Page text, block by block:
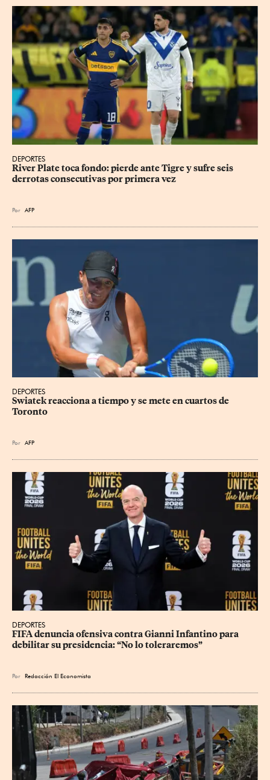
DEPORTES
River Plate toca fondo: pierde ante Tigre y sufre seis
derrotas consecutivas por primera vez
Por AFP
DEPORTES
Swiatek reacciona a tiempo y se mete en cuartos de
Toronto
Por AFP
DEPORTES
FIFA denuncia ofensiva contra Gianni Infantino para
debilitar su presidencia: “No lo toleraremos”
Por Redacción El Economista